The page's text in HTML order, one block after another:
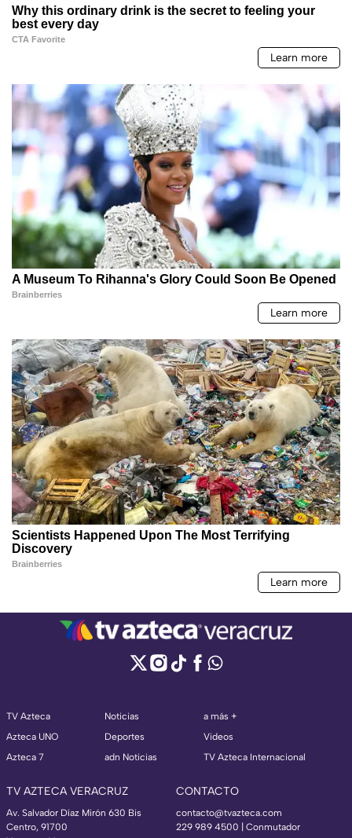
TV Azteca
Azteca UNO
Azteca 7
Noticias
Deportes
adn Noticias
a más +
Videos
TV Azteca Internacional
TV AZTECA VERACRUZ
Av. Salvador Díaz Mirón 630 Bis
Centro, 91700
CONTACTO
contacto@tvazteca.com
229 989 4500 | Conmutador